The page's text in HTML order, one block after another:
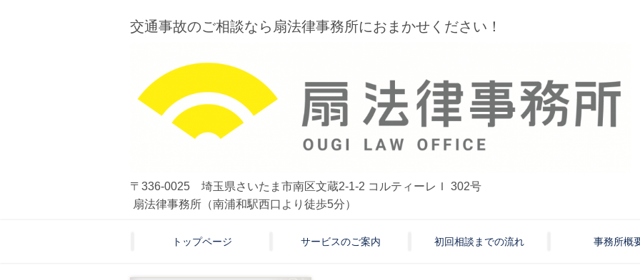
交通事故のご相談なら扇法律事務所におまかせください！
〒336-0025 埼玉県さいたま市南区文蔵2-1-2 コルティーレＩ 302号
扇法律事務所（南浦和駅西口より徒歩5分）
トップページ サービスのご案内 初回相談までの流れ 事務所概